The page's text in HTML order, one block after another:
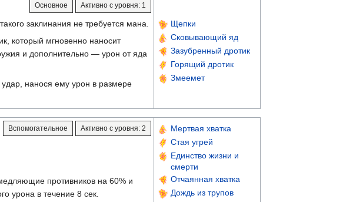
Активно с уровня: 1
Основное
Щепки
Сковывающий яд
Зазубренный дротик
Горящий дротик
Змеемет
заклинания не требуется мана.
который мгновенно наносит
и дополнительно — урон от яда
нанося ему урон в размере
Активно с уровня: 2
Вспомогательное
Мертвая хватка
Стая угрей
Единство жизни и
смерти
Отчаянная хватка
Дождь из трупов
противников на 60% и
урона в течение 8 сек.